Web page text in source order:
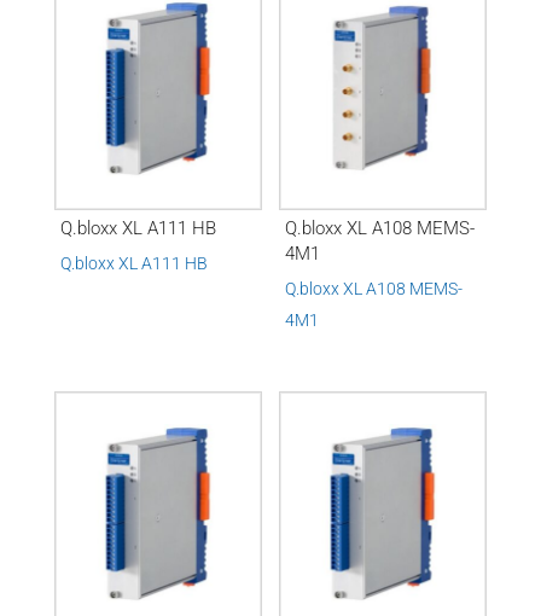
Q.bloxx XL A111 HB
Q.bloxx XL A111 HB
Q.bloxx XL A108 MEMS-
4M1
Q.bloxx XL A108 MEMS-
4M1